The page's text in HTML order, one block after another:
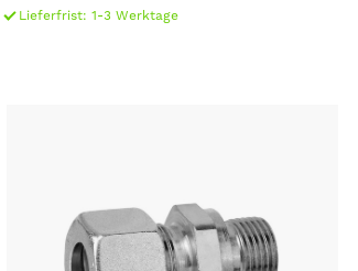
Lieferfrist: 1-3 Werktage